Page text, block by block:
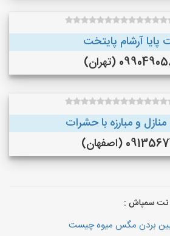
پایا آرشام پایتخت
(تهران)
و مبارزه با حشرات
(اصفهان)
نت سمپاش :
بین بردن مگس میوه چیست